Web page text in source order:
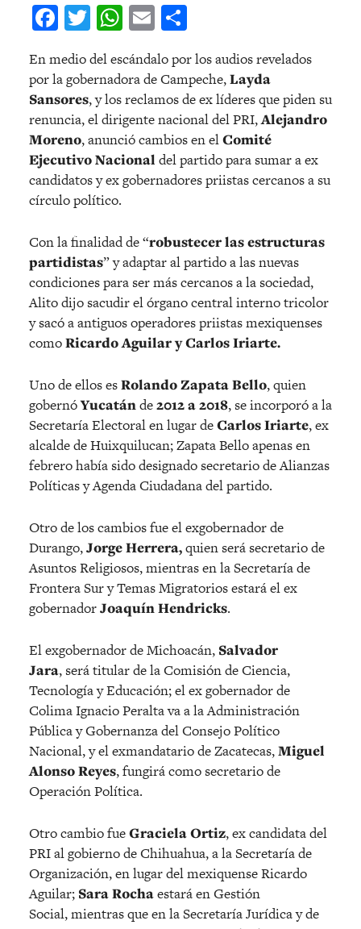
Facebook
Twitter
WhatsApp
Email
En medio del escándalo por los audios revelados
por la gobernadora de Campeche,Layda
Sansores, y los reclamos de ex líderes que piden su
renuncia, el dirigente nacional del PRI,Alejandro
Moreno, anunció cambios en elComité
Ejecutivo Nacional del partido para sumar a ex
candidatos y ex gobernadores priistas cercanos a su
círculo político.
Con la finalidad de “robustecer las estructuras
partidistas” y adaptar al partido a las nuevas
condiciones para ser más cercanos a la sociedad,
Alito dijo sacudir el órgano central interno tricolor
y sacó a antiguos operadores priistas mexiquenses
comoRicardo Aguilar y Carlos Iriarte.
Uno de ellos esRolando Zapata Bello, quien
gobernóYucatánde2012 a 2018, se incorporó a la
Secretaría Electoral en lugar deCarlos Iriarte, ex
alcalde de Huixquilucan; Zapata Bello apenas en
febrero había sido designado secretario de Alianzas
Políticas y Agenda Ciudadana del partido.
Otro de los cambios fue el exgobernador de
Durango,Jorge Herrera,quien será secretario de
Asuntos Religiosos, mientras en la Secretaría de
Frontera Sur y Temas Migratorios estará el ex
gobernadorJoaquín Hendricks.
El exgobernador de Michoacán, Salvador
Jara, será titular de la Comisión de Ciencia,
Tecnología y Educación; el ex gobernador de
Colima Ignacio Peralta va a la Administración
Pública y Gobernanza del Consejo Político
Nacional, y el exmandatario de Zacatecas,Miguel
Alonso Reyes, fungirá como secretario de
Operación Política.
Otro cambio fueGraciela Ortiz, ex candidata del
PRI al gobierno de Chihuahua, a la Secretaría de
Organización, en lugar del mexiquense Ricardo
Aguilar; Sara Rochaestará en Gestión
Social, mientras que en la Secretaría Jurídica y de